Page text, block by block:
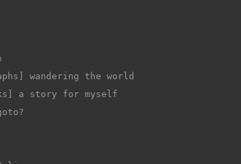
wandering the world
a story for myself